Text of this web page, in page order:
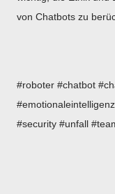
von Chatbots zu
#roboter #chatbot
#security #unfall